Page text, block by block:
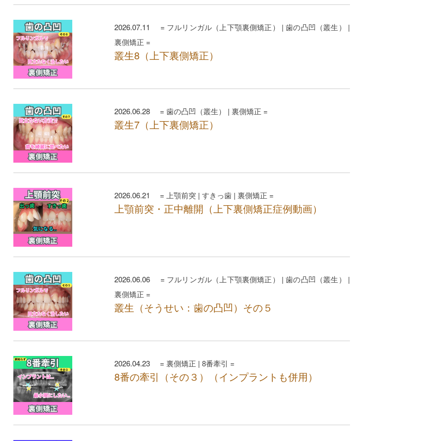
2026.07.11 = フルリンガル（上下顎裏側矯正） |歯の凸凹（叢生）
|
裏側矯正 =
叢生8（上下裏側矯正）
2026.06.28 = 歯の凸凹（叢生） | 裏側矯正 =
叢生7（上下裏側矯正）
2026.06.21 = 上顎前突| すきっ歯| 裏側矯正 =
上顎前突・正中離開（上下裏側矯正症例動画）
2026.06.06 = フルリンガル（上下顎裏側矯正） |歯の凸凹（叢生）
|
裏側矯正 =
叢生（そうせい：歯の凸凹）その５
2026.04.23 = 裏側矯正 | 8番牽引 =
8番の牽引（その３）（インプラントも併用）